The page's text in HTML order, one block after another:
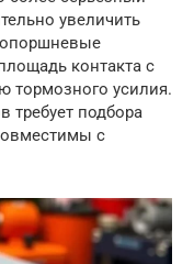
увеличить
контакта с
тормозного усилия.
требует подбора
с